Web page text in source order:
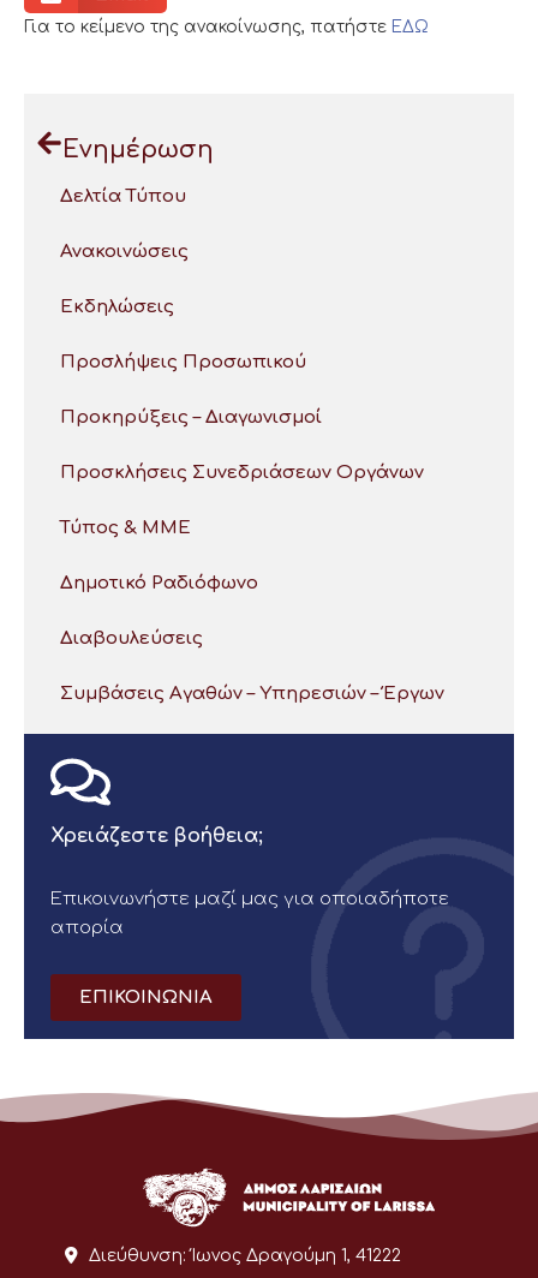
Για το κείμενο της ανακοίνωσης, πατήστε ΕΔΩ
Ενημέρωση
Δελτία Τύπου
Ανακοινώσεις
Εκδηλώσεις
Προσλήψεις Προσωπικού
Προκηρύξεις – Διαγωνισμοί
Προσκλήσεις Συνεδριάσεων Οργάνων
Τύπος & ΜΜΕ
Δημοτικό Ραδιόφωνο
Διαβουλεύσεις
Συμβάσεις Αγαθών – Υπηρεσιών – Έργων
Χρειάζεστε βοήθεια;
Επικοινωνήστε μαζί μας για οποιαδήποτε
απορία
ΕΠΙΚΟΙΝΩΝΙΑ
Διεύθυνση: Ίωνος Δραγούμη 1, 41222